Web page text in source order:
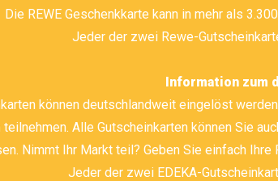
Die REWE Geschenkkarte kann in mehr als
Jeder der zwei Rewe-
Information zum
können deutschlandweit eingelöst
Alle Gutscheinkarten können Sie
Nimmt Ihr Markt teil? Geben Sie einfach
Jeder der zwei EDEKA-